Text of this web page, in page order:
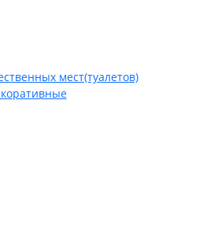
мест(туалетов)